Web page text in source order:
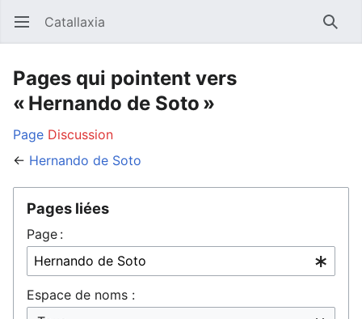
Ouvrir le menu principal Catallaxia
Pages qui pointent vers
« Hernando de Soto »
Page Discussion
← Hernando de Soto
Pages liées
Page :
Espace de noms :